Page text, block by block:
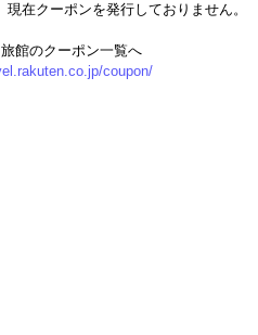
在クーポンを発行しておりません。
館のクーポン一覧へ
coupon/